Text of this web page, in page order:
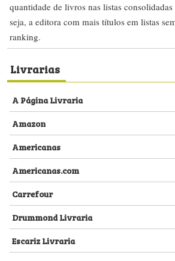
quantidade de livros nas listas
seja, a editora com mais títulos em listas
ranking.
Livrarias
A Página Livraria
Amazon
Americanas
Americanas.com
Carrefour
Drummond Livraria
Escariz Livraria